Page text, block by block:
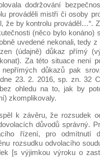
dodržování
prováděli mistři či osoby
že by kontrolu prováděl…“.
(něco bylo konáno)
uvedené nekonali, tedy
(údajně) důkaz přímý
Za této situace není
důkazů pak
23. 2. 2016, sp. zn. 32
ohledu na to, jak by
zkomplikovaly.
k závěru, že rozsudek
důvodů správný.
řízení, pro odmítnutí
rozsudku odvolacího
[s výjimkou výroku o